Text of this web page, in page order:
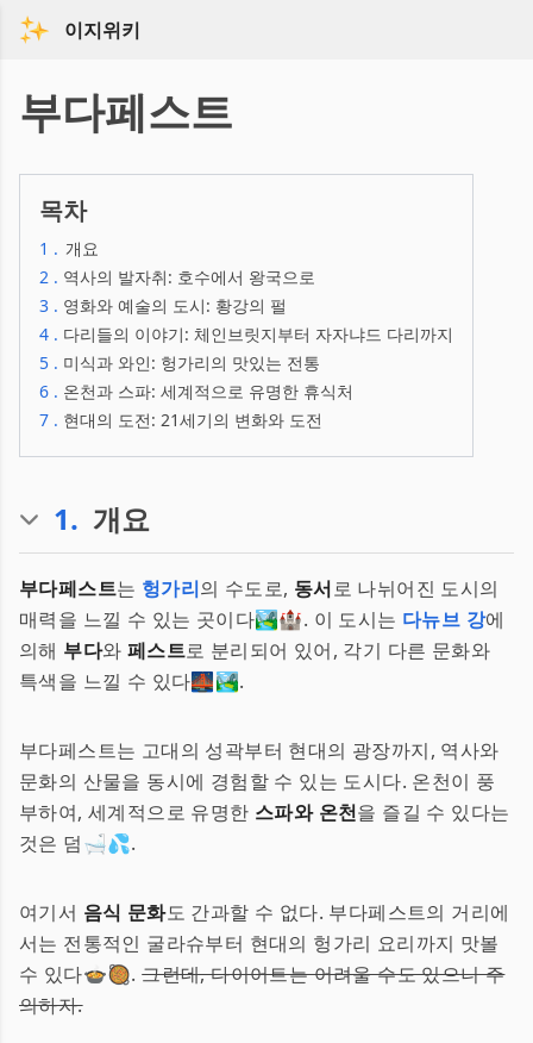
이지위키
부다페스트
목차
1 . 개요
2 . 역사의 발자취: 호수에서 왕국으로
3 . 영화와 예술의 도시: 황강의 펄
4 . 다리들의 이야기: 체인브릿지부터 자자냐드 다리까지
5 . 미식과 와인: 헝가리의 맛있는 전통
6 . 온천과 스파: 세계적으로 유명한 휴식처
7 . 현대의 도전: 21세기의 변화와 도전
1. 개요
부다페스트는 헝가리의 수도로, 동서로 나뉘어진 도시의
매력을 느낄 수 있는 곳이다🏞️🏰. 이 도시는 다뉴브 강에
의해 부다와 페스트로 분리되어 있어, 각기 다른 문화와
특색을 느낄 수 있다🌉🏞️.
부다페스트는 고대의 성곽부터 현대의 광장까지, 역사와
문화의 산물을 동시에 경험할 수 있는 도시다. 온천이 풍
부하여, 세계적으로 유명한 스파와 온천을 즐길 수 있다는
것은 덤🛁💦.
여기서 음식 문화도 간과할 수 없다. 부다페스트의 거리에
서는 전통적인 굴라슈부터 현대의 헝가리 요리까지 맛볼
수 있다🍲🥘.그런데, 다이어트는 어려울 수도 있으니 주
의하자.